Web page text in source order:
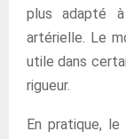
plus adapté
artérielle. Le
utile dans
rigueur.
En pratique,